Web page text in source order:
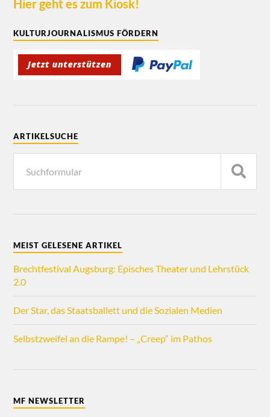
Hier geht es zum Kiosk!
KULTURJOURNALISMUS FÖRDERN
ARTIKELSUCHE
MEIST GELESENE ARTIKEL
Brechtfestival Augsburg: Episches Theater und Lehrstück
2.0
Der Star, das Staatsballett und die Sozialen Medien
Selbstzweifel an die Rampe! – „Creep“ im Pathos
MF NEWSLETTER